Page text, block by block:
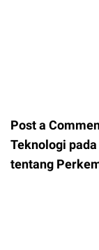
Post a
Teknologi
tentang